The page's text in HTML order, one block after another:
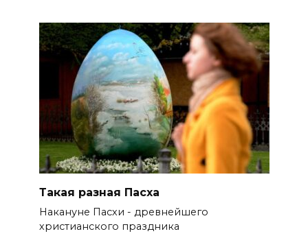
Такая разная Пасха
Накануне Пасхи - древнейшего
христианского праздника